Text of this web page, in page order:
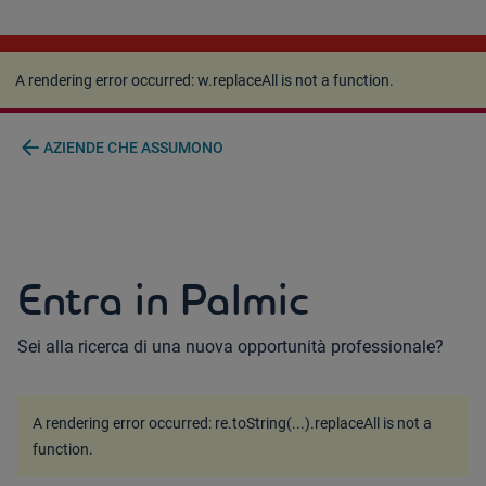
A rendering error occurred:w.replaceAll is not a
function.
A rendering error occurred:w.replaceAll is not a function.
arrow_back AZIENDE CHE ASSUMONO
Entra in Palmic
Sei alla ricerca di una nuova opportunità professionale?
A rendering error occurred: re.toString(...).replaceAll is not a
function.